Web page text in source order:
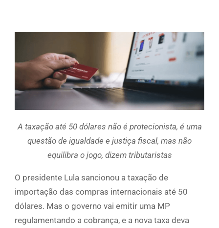
A taxação até 50 dólares não é protecionista, é uma
questão de igualdade e justiça fiscal, mas não
equilibra o jogo, dizem tributaristas
O presidente Lula sancionou a taxação de
importação das compras internacionais até 50
dólares. Mas o governo vai emitir uma MP
regulamentando a cobrança, e a nova taxa deva